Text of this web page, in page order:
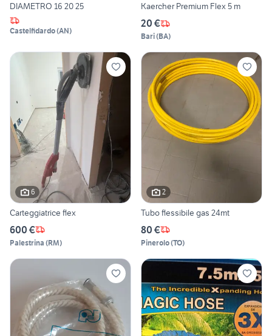
DIAMETRO 16 20 25
Castelfidardo(AN)
Kaercher Premium Flex 5 m
20 €
Bari(BA)
6
Carteggiatrice flex
600 €
Palestrina (RM)
2
Tubo flessibile gas 24mt
80 €
Pinerolo(TO)